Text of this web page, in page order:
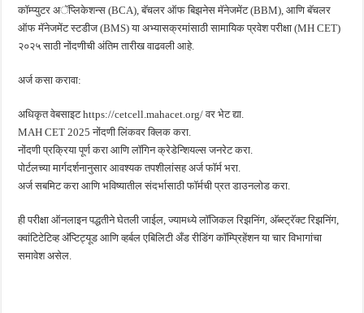
कॉम्प्युटर अॅप्लिकेशन्स (BCA), बॅचलर ऑफ बिझनेस मॅनेजमेंट (BBM), आणि बॅचलर
ऑफ मॅनेजमेंट स्टडीज (BMS) या अभ्यासक्रमांसाठी सामायिक प्रवेश परीक्षा (MH CET)
२०२५ साठी नोंदणीची अंतिम तारीख वाढवली आहे.
अर्ज कसा करावा:
अधिकृत वेबसाइट https://cetcell.mahacet.org/ वर भेट द्या.
MAH CET 2025 नोंदणी लिंकवर क्लिक करा.
नोंदणी प्रक्रिया पूर्ण करा आणि लॉगिन क्रेडेन्शियल्स जनरेट करा.
पोर्टलच्या मार्गदर्शनानुसार आवश्यक तपशीलांसह अर्ज फॉर्म भरा.
अर्ज सबमिट करा आणि भविष्यातील संदर्भासाठी फॉर्मची प्रत डाउनलोड करा.
ही परीक्षा ऑनलाइन पद्धतीने घेतली जाईल, ज्यामध्ये लॉजिकल रिझनिंग, अ‍ॅब्स्ट्रॅक्ट रिझनिंग,
क्वांटिटेटिव्ह अ‍ॅप्टिट्यूड आणि व्हर्बल एबिलिटी अँड रीडिंग कॉम्प्रिहेंशन या चार विभागांचा
समावेश असेल.